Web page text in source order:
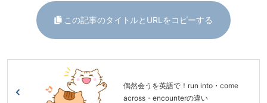
この記事のタイトルとURLをコピーする
偶然会うを英語で！run into・come
across・encounterの違い